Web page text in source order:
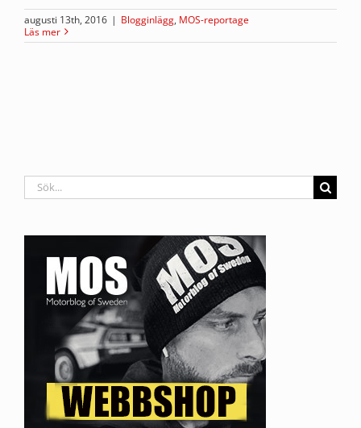
augusti 13th, 2016 | Blogginlägg, MOS-reportage
Läs mer
Sök
efter: